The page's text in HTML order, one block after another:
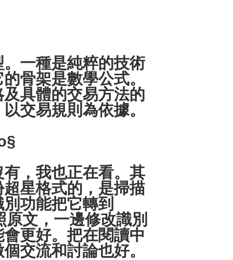
一種是純粹的技術
骨架是數學公式。
具體的交易方法的
交易規則為依據。
，我也正在看。其
星格式的，是掃描
功能把它轉到
文，一邊修改識別
更好。把在閱讀中
交流和討論也好。